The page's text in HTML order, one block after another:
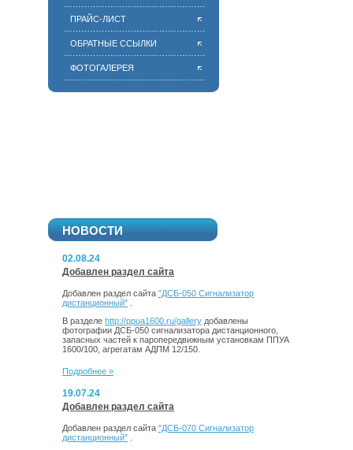
ПРАЙС-ЛИСТ
ОБРАТНЫЕ ССЫЛКИ
ФОТОГАЛЕРЕЯ
НОВОСТИ
02.08.24
Добавлен раздел сайта
Добавлен раздел сайта "ДСБ-050 Сигнализатор
дистанционный"
В разделе http://ppua1600.ru/gallery добавлены
фотографии ДСБ-050 сигнализатора дистанционного,
запасных частей к паропередвижным установкам ППУА
1600/100, агрегатам АДПМ 12/150.
Подробнее »
19.07.24
Добавлен раздел сайта
Добавлен раздел сайта "ДСБ-070 Сигнализатор
дистанционный"